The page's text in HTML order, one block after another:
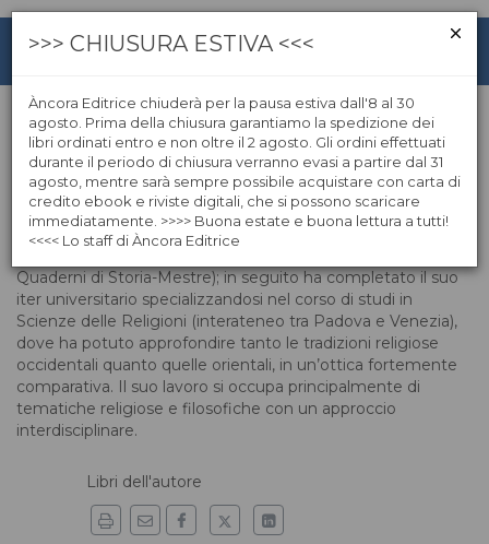
Cristiano Baldissera
Cristiano Baldissera, veneziano, ha conseguito una laurea
triennale in Storia Contemporanea all’università Ca’ Foscari
Quaderni di Storia-Mestre); in seguito ha completato il suo
iter universitario specializzandosi nel corso di studi in
Scienze delle Religioni (interateneo tra Padova e Venezia),
dove ha potuto approfondire tanto le tradizioni religiose
occidentali quanto quelle orientali, in un’ottica fortemente
comparativa. Il suo lavoro si occupa principalmente di
tematiche religiose e filosofiche con un approccio
interdisciplinare.
Libri dell'autore
>>> CHIUSURA ESTIVA <<<
Àncora Editrice chiuderà per la pausa estiva dall'8 al 30
agosto. Prima della chiusura garantiamo la spedizione dei
libri ordinati entro e non oltre il 2 agosto. Gli ordini effettuati
durante il periodo di chiusura verranno evasi a partire dal 31
agosto, mentre sarà sempre possibile acquistare con carta di
credito ebook e riviste digitali, che si possono scaricare
immediatamente. >>>> Buona estate e buona lettura a tutti!
<<<< Lo staff di Àncora Editrice